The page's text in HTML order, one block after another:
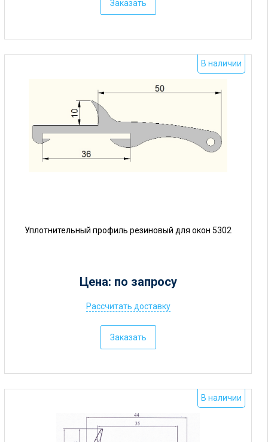
Заказать
В наличии
Уплотнительный профиль резиновый для окон 5302
Цена: по запросу
Рассчитать доставку
Заказать
В наличии